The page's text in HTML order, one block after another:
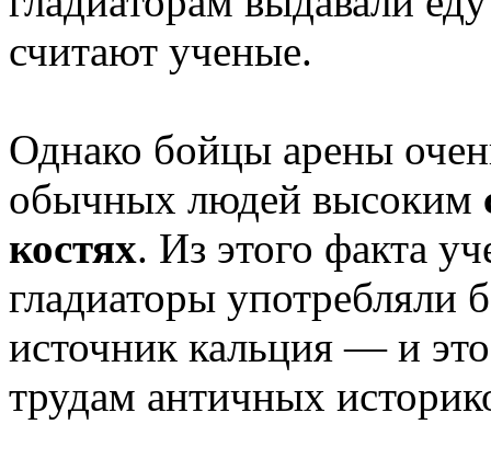
считают ученые.
Однако бойцы арены
обычных людей высоким
костях. Из этого факта
гладиаторы употребляли
источник кальция — и
трудам античных